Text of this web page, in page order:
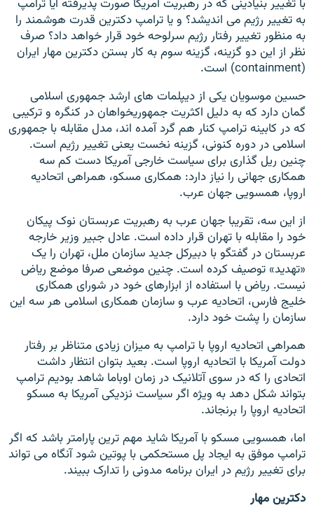
با تغییر بنیادینی که در رهبریت آمریکا صورت پذیرفته آیا ترامپ
به تغییر رژیم می اندیشد؟ و یا ترامپ دکترین قدرت هوشمند را
به منظور تغییر رفتار رژیم سرلوحه خود قرار خواهد داد؟ صرف
نظر از این دو گزینه، گزینه سوم به کار بستن دکترین مهار ایران
(containment) است.
حسین موسویان یکی از دیپلمات های ارشد جمهوری اسلامی
گمان دارد که به دلیل اکثریت جمهوریخواهان در کنگره و ترکیبی
که در کابینه ترامپ کنار هم گرد آمده اند، مدل مقابله با جمهوری
اسلامی در دوره کنونی، گزینه نخست یعنی تغییر رژیم است.
چنین ریل گذاری برای سیاست خارجی آمریکا دست کم سه
همکاری جهانی را نیاز دارد: همکاری مسکو، همراهی اتحادیه
اروپا، همسویی جهان عرب.
از این سه، تقریبا جهان عرب به رهبریت عربستان نوک پیکان
خود را مقابله با تهران قرار داده است. عادل جبیر وزیر خارجه
عربستان در گفتگو با دبیرکل جدید سازمان ملل، تهران را یک
«تهدید» توصیف کرده است. چنین موضعی صرفا موضع ریاض
نیست. ریاض با استفاده از ابزارهای خود در شورای همکاری
خلیج فارس، اتحادیه عرب و سازمان همکاری اسلامی هر سه این
سازمان را پشت خود دارد.
همراهی اتحادیه اروپا با ترامپ به میزان زیادی متناظر بر رفتار
دولت آمریکا با اتحادیه اروپا است. بعید بتوان انتظار داشت
اتحادی را که در سوی آتلانیک در زمان اوباما شاهد بودیم ترامپ
بتواند شکل دهد به ویژه اگر سیاست نزدیکی آمریکا به مسکو
اتحادیه اروپا را برنجاند.
اما، همسویی مسکو با آمریکا شاید مهم ترین پارامتر باشد که اگر
ترامپ موفق به ایجاد پل مستحکمی با پوتین شود آنگاه می تواند
برای تغییر رژیم در ایران برنامه مدونی را تدارک ببیند.
دکترین مهار